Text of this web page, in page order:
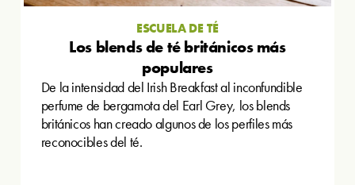
ESCUELA DE TÉ
Los blends de té británicos más
populares
De la intensidad del Irish Breakfast al inconfundible
perfume de bergamota del Earl Grey, los blends
británicos han creado algunos de los perfiles más
reconocibles del té.